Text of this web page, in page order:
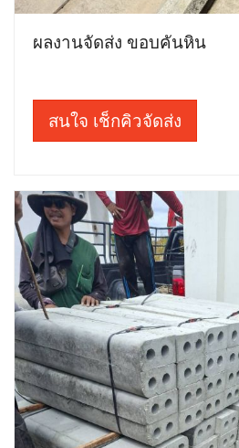
ผลงานจัดส่ง ขอบคันหิน
สนใจ เช็กคิวจัดส่ง